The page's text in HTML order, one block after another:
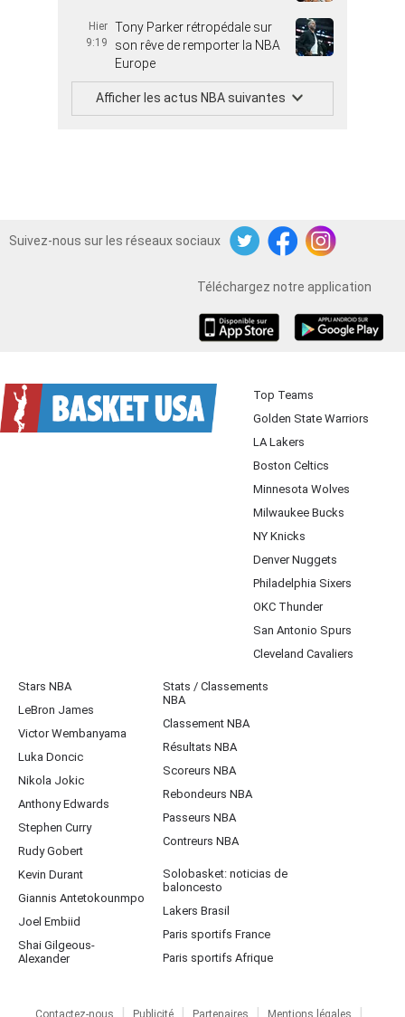
Hier
9:19
Tony Parker rétropédale sur
son rêve de remporter la NBA
Europe
Afficher les actus NBA suivantes
Suivez-nous sur les réseaux sociaux
TwitterFacebookInstagram
Téléchargez notre application
Top Teams
Golden State Warriors
LA Lakers
Boston Celtics
Minnesota Wolves
Milwaukee Bucks
NY Knicks
Denver Nuggets
Philadelphia Sixers
OKC Thunder
San Antonio Spurs
Cleveland Cavaliers
Stars NBA
LeBron James
Victor Wembanyama
Luka Doncic
Nikola Jokic
Anthony Edwards
Stephen Curry
Rudy Gobert
Kevin Durant
Giannis Antetokounmpo
Joel Embiid
Shai Gilgeous-
Alexander
Stats / Classements
NBA
Classement NBA
Résultats NBA
Scoreurs NBA
Rebondeurs NBA
Passeurs NBA
Contreurs NBA
Solobasket: noticias de
baloncesto
Lakers Brasil
Paris sportifs France
Paris sportifs Afrique